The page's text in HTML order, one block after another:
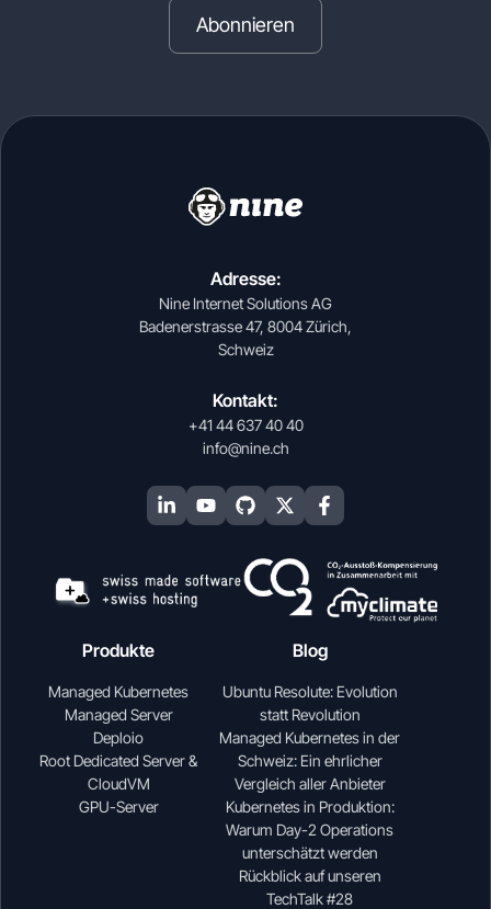
Abonnieren
Adresse:
Nine Internet Solutions AG
Badenerstrasse 47, 8004 Zürich,
Schweiz
Kontakt:
+41 44 637 40 40
info@nine.ch
Produkte
Managed Kubernetes
Managed Server
Deploio
Root Dedicated Server &
CloudVM
GPU-Server
Blog
Ubuntu Resolute: Evolution
statt Revolution
Managed Kubernetes in der
Schweiz: Ein ehrlicher
Vergleich aller Anbieter
Kubernetes in Produktion:
Warum Day-2 Operations
unterschätzt werden
Rückblick auf unseren
TechTalk #28